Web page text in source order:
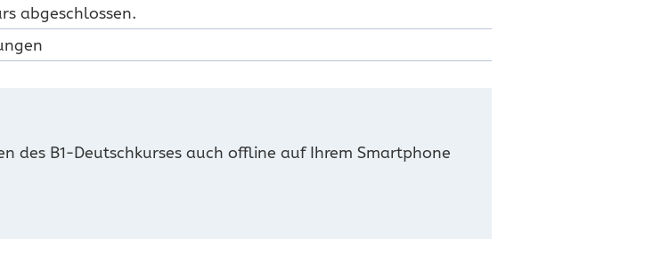
abgeschlossen.
des B1-Deutschkurses auch offline auf Ihrem Smartphone